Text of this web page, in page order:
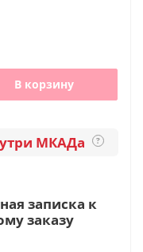
В корзину
МКАДа ?
записка к
заказу